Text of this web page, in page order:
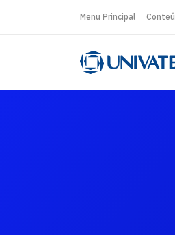
Menu Principal